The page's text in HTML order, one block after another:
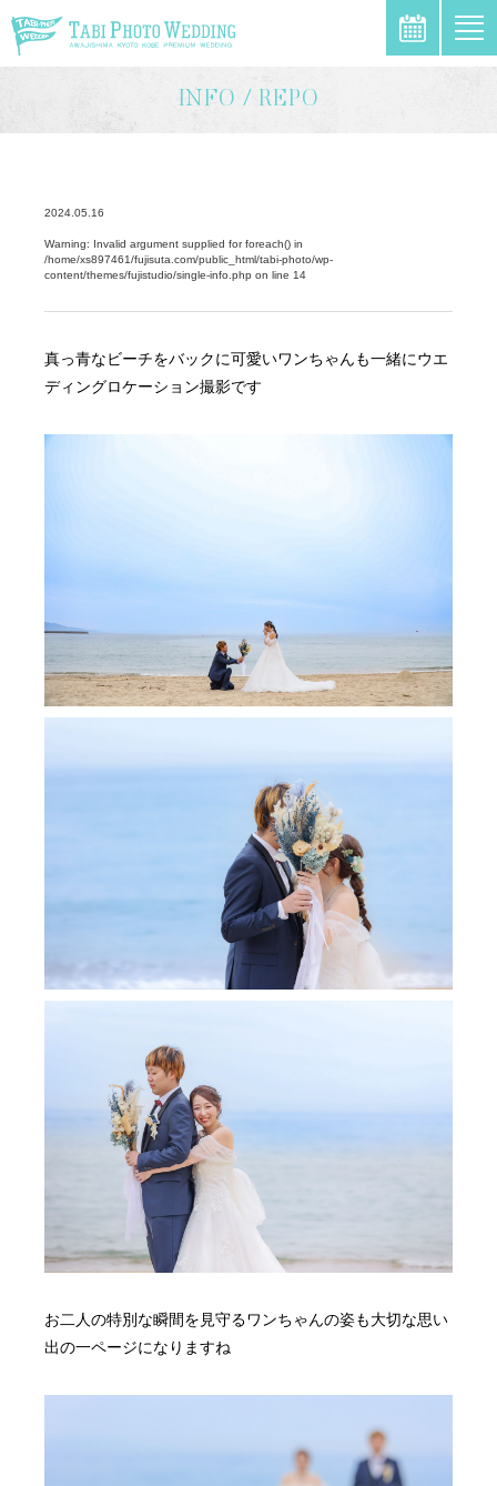
INFO / REPO
2024.05.16
Warning: Invalid argument supplied for foreach() in
/home/xs897461/fujisuta.com/public_html/tabi-photo/wp-
content/themes/fujistudio/single-info.php on line 14
真っ青なビーチをバックに可愛いワンちゃんも一緒にウエ
ディングロケーション撮影です
お二人の特別な瞬間を見守るワンちゃんの姿も大切な思い
出の一ページになりますね